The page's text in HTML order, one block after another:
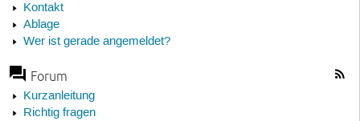
Kontakt
Ablage
Wer ist gerade angemeldet?
Forum
Kurzanleitung
Richtig fragen